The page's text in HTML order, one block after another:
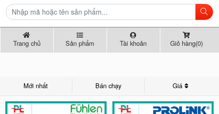
Trang chủ Sản phẩm Tài khoản Giỏ hàng(0)
Mới nhất Bán chạy Giá